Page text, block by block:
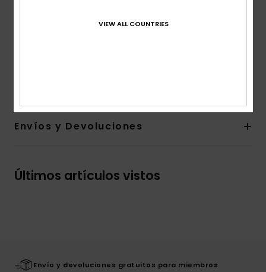
bolsillos de acceso lateral
Envíos y Devoluciones
Últimos artículos vistos
Envío y devoluciones gratuitos para miembros
VIEW ALL COUNTRIES